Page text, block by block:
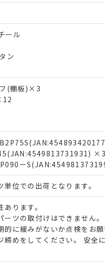
ール
ン
(棚板)×3
×3
ー
位での出荷となります。
ります。
ツの取付けはできません。
に緩みがないか点検をお
締めをしてください。 安全